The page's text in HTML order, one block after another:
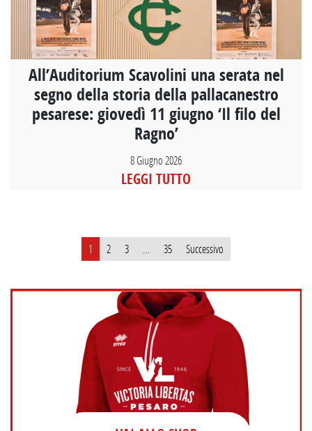
All’Auditorium Scavolini una serata nel
segno della storia della pallacanestro
pesarese: giovedì 11 giugno ‘Il filo del
Ragno’
8 Giugno 2026
LEGGI TUTTO
articoli
1 2 3 35 Successivo